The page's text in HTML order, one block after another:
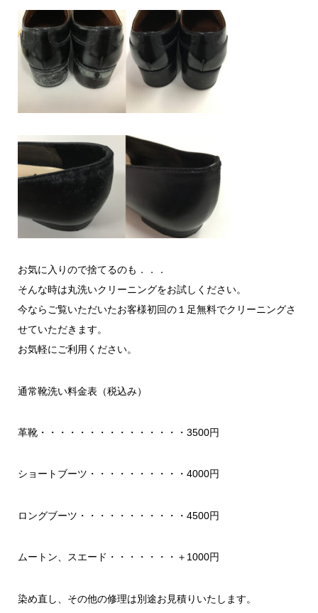
お気に入りので捨てるのも．．．
そんな時は丸洗いクリーニングをお試しください。
今ならご覧いただいたお客様初回の１足無料でクリーニングさ
せていただきます。
お気軽にご利用ください。
通常靴洗い料金表（税込み）
革靴・・・・・・・・・・・・・・・3500円
ショートブーツ・・・・・・・・・・4000円
ロングブーツ・・・・・・・・・・・4500円
ムートン、スエード・・・・・・・＋1000円
染め直し、その他の修理は別途お見積りいたします。